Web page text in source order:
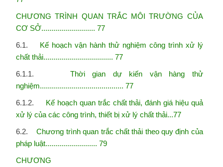
CHƯƠNG TRÌNH QUAN TRẮC MÔI TRƯỜNG CỦA
CƠ SỞ........................... 77
6.1. Kế hoạch vận hành thử nghiệm công trình xử lý
chất thải................................... 77
6.1.1. Thời gian dự kiến vận hàng thử
nghiệm.......................................... 77
6.1.2. Kế hoạch quan trắc chất thải, đánh giá hiệu quả
xử lý của các công trình, thiết bị xử lý chất thải...77
6.2.Chương trình quan trắc chất thải theo quy định của
pháp luật.......................... 79
CHƯƠNG